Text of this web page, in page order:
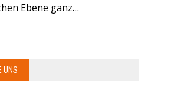
Ebene ganz…
UNS